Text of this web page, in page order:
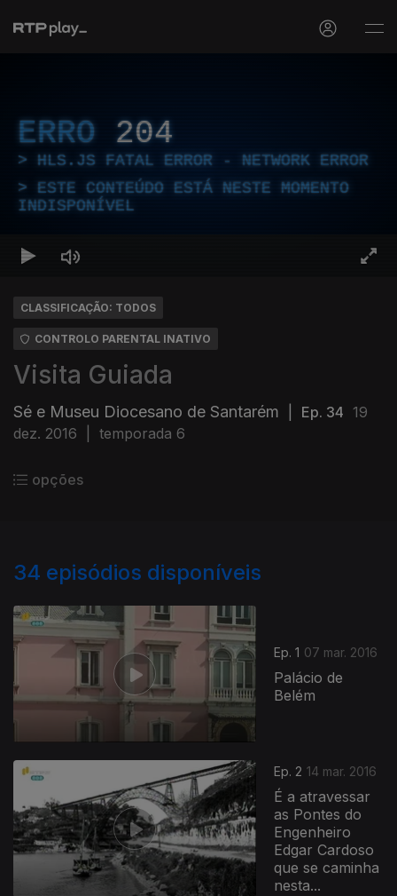
ERRO 204
HLS.JS FATAL ERROR - NETWORK ERROR
ESTE CONTEÚDO ESTÁ NESTE MOMENTO
INDISPONÍVEL
CLASSIFICAÇÃO: TODOS
CONTROLO PARENTAL INATIVO
Visita Guiada
Sé e Museu Diocesano de Santarém Ep. 34 19
dez. 2016
temporada 6
opções
34 episódios disponíveis
Ep. 1 07 mar. 2016
Palácio de
Belém
Ep. 2 14 mar. 2016
É a atravessar
as Pontes do
Engenheiro
Edgar Cardoso
que se caminha
nesta...